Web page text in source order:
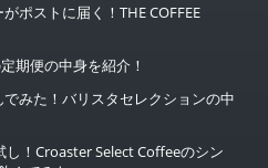
ポストに届く！THE COFFEE
期便の中身を紹介！
みた！バリスタセレクションの中
！Croaster Select Coffeeのシン